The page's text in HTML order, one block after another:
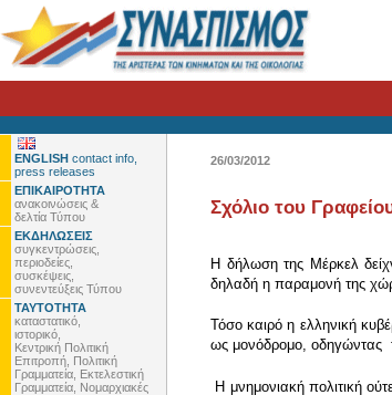
ENGLISH contact info,
press releases
ΕΠΙΚΑΙΡΟΤΗΤΑ
ανακοινώσεις &
δελτία Τύπου
ΕΚΔΗΛΩΣΕΙΣ
συγκεντρώσεις,
περιοδείες,
συσκέψεις,
συνεντεύξεις Τύπου
ΤΑΥΤΟΤΗΤΑ
καταστατικό,
ιστορικό,
Κεντρική Πολιτική
Επιτροπή, Πολιτική
Γραμματεία, Εκτελεστική
Γραμματεία, Νομαρχιακές
26/03/2012
Σχόλιο του
Η δήλωση της Μέρκελ
δηλαδή η παραμονή της
Τόσο καιρό η ελληνική
ως μονόδρομο, οδηγώντας
Η μνημονιακή πολιτική